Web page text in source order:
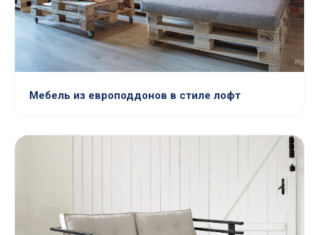
Мебель из европоддонов в стиле лофт